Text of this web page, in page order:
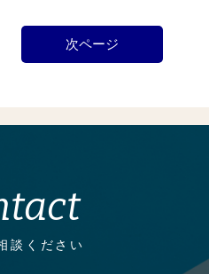
次ページ
談ください